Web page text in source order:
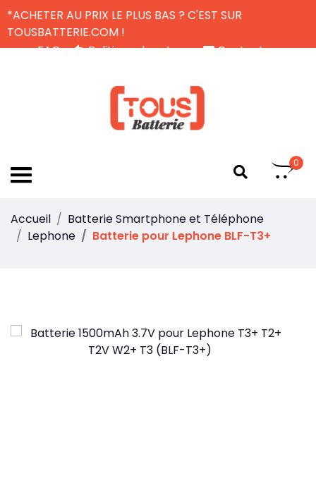
*ACHETER AU PRIX LE PLUS BAS ? C'EST SUR
TOUSBATTERIE.COM !
FAQ
Politique de retour
Contactez-nous
0
Accueil
Batterie Smartphone et Téléphone
Lephone
Batterie pour Lephone BLF-T3+